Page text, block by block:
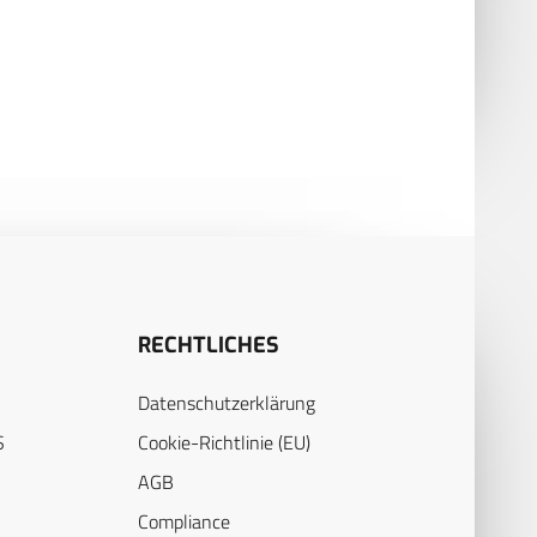
RECHTLICHES
Datenschutzerklärung
Cookie-Richtlinie (EU)
AGB
Compliance